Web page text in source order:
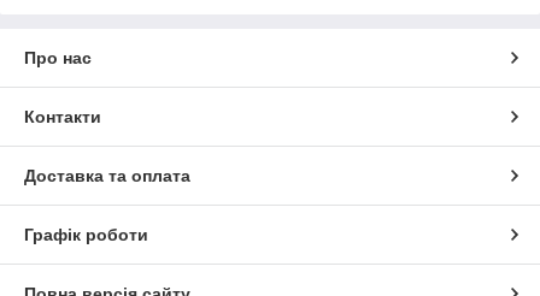
Про нас
Контакти
Доставка та оплата
Графік роботи